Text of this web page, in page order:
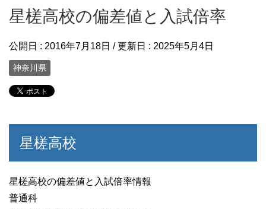
星槎高校の偏差値と入試倍率
公開日 : 2016年7月18日 / 更新日 : 2025年5月4日
神奈川県
星槎高校
星槎高校の偏差値と入試倍率情報
普通科